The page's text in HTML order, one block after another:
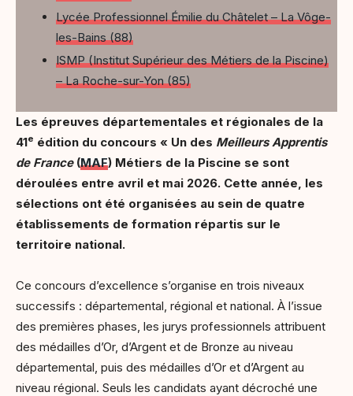
Lycée Professionnel Émilie du Châtelet – La Vôge-
les-Bains (88)
ISMP (Institut Supérieur des Métiers de la Piscine)
– La Roche-sur-Yon (85)
Les épreuves départementales et régionales de la
41e édition du concours « Un des Meilleurs Apprentis
de France(MAF) Métiers de la Piscine se sont
déroulées entre avril et mai 2026. Cette année, les
sélections ont été organisées au sein de quatre
établissements de formation répartis sur le
territoire national.
Ce concours d’excellence s’organise en trois niveaux
successifs : départemental, régional et national. À l’issue
des premières phases, les jurys professionnels attribuent
des médailles d’Or, d’Argent et de Bronze au niveau
départemental, puis des médailles d’Or et d’Argent au
niveau régional. Seuls les candidats ayant décroché une